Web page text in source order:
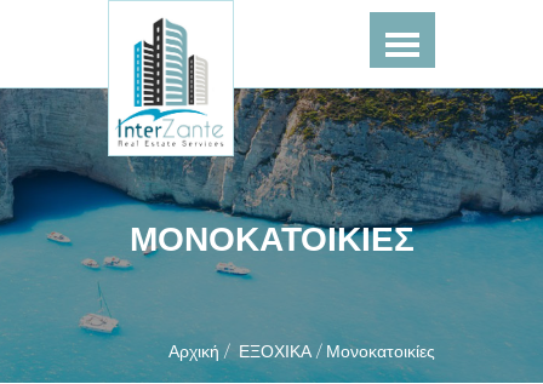
ΜΟΝΟΚΑΤΟΙΚΙΕΣ
Αρχική / ΕΞΟΧΙΚΑ /Μονοκατοικίες